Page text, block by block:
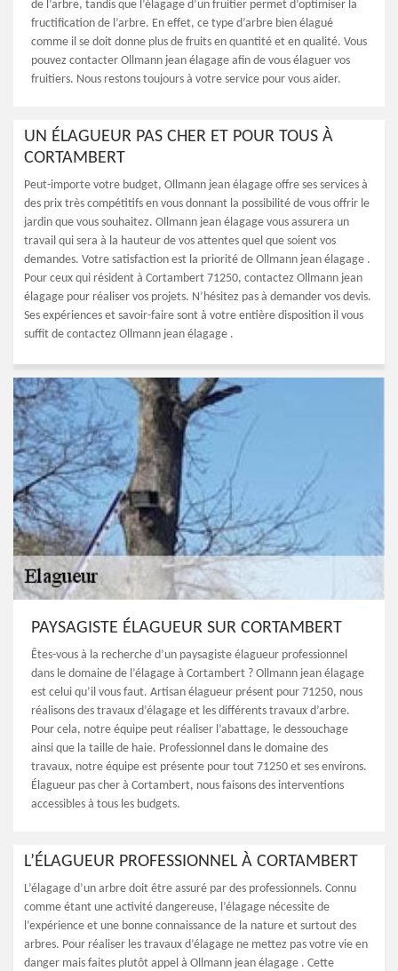
de l’arbre, tandis que l’élagage d’un fruitier permet d’optimiser la
fructification de l’arbre. En effet, ce type d’arbre bien élagué
comme il se doit donne plus de fruits en quantité et en qualité. Vous
pouvez contacter Ollmann jean élagage afin de vous élaguer vos
fruitiers. Nous restons toujours à votre service pour vous aider.
UN ÉLAGUEUR PAS CHER ET POUR TOUS À
CORTAMBERT
Peut-importe votre budget, Ollmann jean élagage offre ses services à
des prix très compétitifs en vous donnant la possibilité de vous offrir le
jardin que vous souhaitez. Ollmann jean élagage vous assurera un
travail qui sera à la hauteur de vos attentes quel que soient vos
demandes. Votre satisfaction est la priorité de Ollmann jean élagage .
Pour ceux qui résident à Cortambert 71250, contactez Ollmann jean
élagage pour réaliser vos projets. N’hésitez pas à demander vos devis.
Ses expériences et savoir-faire sont à votre entière disposition il vous
suffit de contactez Ollmann jean élagage .
PAYSAGISTE ÉLAGUEUR SUR CORTAMBERT
Êtes-vous à la recherche d’un paysagiste élagueur professionnel
dans le domaine de l’élagage à Cortambert ? Ollmann jean élagage
est celui qu’il vous faut. Artisan élagueur présent pour 71250, nous
réalisons des travaux d’élagage et les différents travaux d’arbre.
Pour cela, notre équipe peut réaliser l’abattage, le dessouchage
ainsi que la taille de haie. Professionnel dans le domaine des
travaux, notre équipe est présente pour tout 71250 et ses environs.
Élagueur pas cher à Cortambert, nous faisons des interventions
accessibles à tous les budgets.
L’ÉLAGUEUR PROFESSIONNEL À CORTAMBERT
L’élagage d’un arbre doit être assuré par des professionnels. Connu
comme étant une activité dangereuse, l’élagage nécessite de
l’expérience et une bonne connaissance de la nature et surtout des
arbres. Pour réaliser les travaux d’élagage ne mettez pas votre vie en
danger mais faites plutôt appel à Ollmann jean élagage . Cette